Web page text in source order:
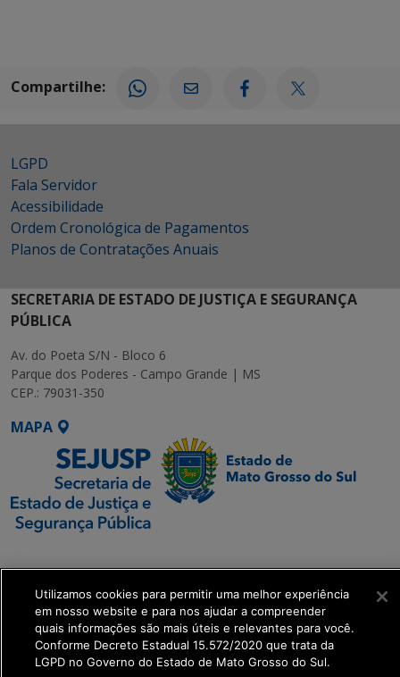
Compartilhe:
LGPD
Fala Servidor
Acessibilidade
Ordem Cronológica de Pagamentos
Planos de Contratações Anuais
SECRETARIA DE ESTADO DE JUSTIÇA E SEGURANÇA
PÚBLICA
Av. do Poeta S/N - Bloco 6
Parque dos Poderes - Campo Grande | MS
CEP.: 79031-350
MAPA
Executiva de
Transformação Digital
get_footer();
Utilizamos cookies para permitir uma melhor experiência
em nosso website e para nos ajudar a compreender
quais informações são mais úteis e relevantes para você.
Conforme Decreto Estadual 15.572/2020 que trata da
LGPD no Governo do Estado de Mato Grosso do Sul.